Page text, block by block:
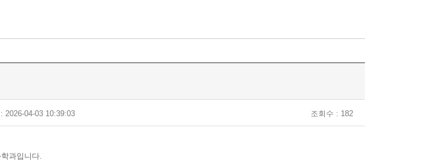
2026-04-03 10:39:03 조회수 : 182
과입니다.